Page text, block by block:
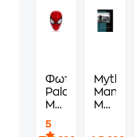
Φωτιστικό
Paladone
Marvel
Mask
5
Mythical
Man-
Month,